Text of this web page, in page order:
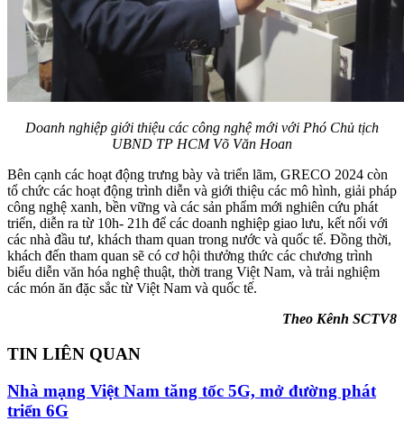
Doanh nghiệp giới thiệu các công nghệ mới với Phó Chủ tịch
UBND TP HCM Võ Văn Hoan
Bên cạnh các hoạt động trưng bày và triển lãm, GRECO 2024 còn
tổ chức các hoạt động trình diễn và giới thiệu các mô hình, giải pháp
công nghệ xanh, bền vững và các sản phẩm mới nghiên cứu phát
triển, diễn ra từ 10h- 21h để các doanh nghiệp giao lưu, kết nối với
các nhà đầu tư, khách tham quan trong nước và quốc tế. Đồng thời,
khách đến tham quan sẽ có cơ hội thưởng thức các chương trình
biểu diễn văn hóa nghệ thuật, thời trang Việt Nam, và trải nghiệm
các món ăn đặc sắc từ Việt Nam và quốc tế.
Theo Kênh SCTV8
TIN LIÊN QUAN
Nhà mạng Việt Nam tăng tốc 5G, mở đường phát
triển 6G